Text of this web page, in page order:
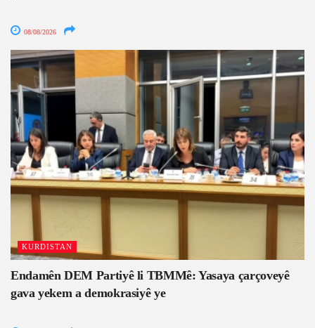
08/08/2026
KURDISTAN
Endamên DEM Partiyê li TBMMê: Yasaya çarçoveyê
gava yekem a demokrasiyê ye